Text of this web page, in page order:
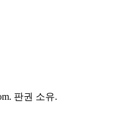
판권 소유.